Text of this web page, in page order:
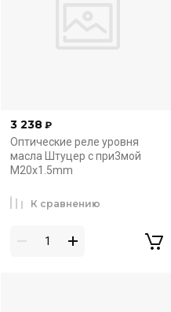
3 238 ₽
Оптические реле уровня
масла Штуцер с при3мой
M20x1.5mm
К сравнению